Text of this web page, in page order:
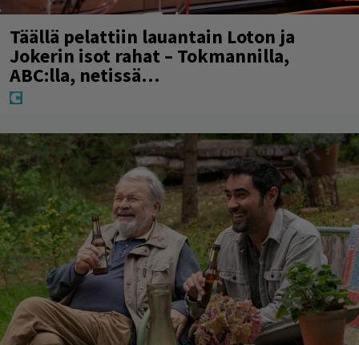
Täällä pelattiin lauantain Loton ja
Jokerin isot rahat – Tokmannilla,
ABC:lla, netissä…